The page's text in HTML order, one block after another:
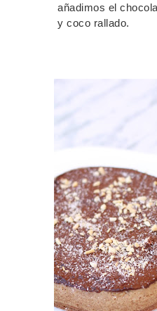
añadimos el
y coco rallado.